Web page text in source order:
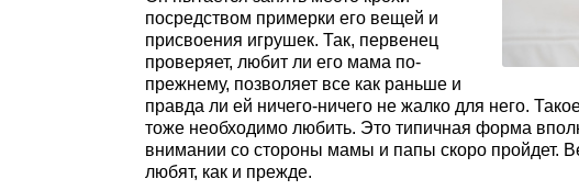
посредством примерки его вещей и
присвоения игрушек. Так, первенец
проверяет, любит ли его мама по-
прежнему, позволяет все как раньше и
правда ли ей ничего-ничего не жалко для него.
тоже необходимо любить. Это типичная форма
внимании со стороны мамы и папы скоро пройдет.
любят, как и прежде.